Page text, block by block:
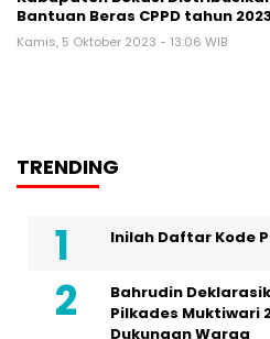
Bantuan Beras CPPD tahun
Kamis, 5 Oktober 2023 - 13:06 WIB
TRENDING
Inilah Daftar Kode
Bahrudin
Pilkades Muktiwari
Dukungan Warga